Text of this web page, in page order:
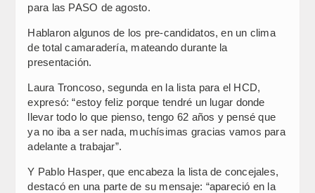
para las PASO de agosto.
Hablaron algunos de los pre-candidatos, en un clima
de total camaradería, mateando durante la
presentación.
Laura Troncoso, segunda en la lista para el HCD,
expresó: “estoy feliz porque tendré un lugar donde
llevar todo lo que pienso, tengo 62 años y pensé que
ya no iba a ser nada, muchísimas gracias vamos para
adelante a trabajar”.
Y Pablo Hasper, que encabeza la lista de concejales,
destacó en una parte de su mensaje: “apareció en la